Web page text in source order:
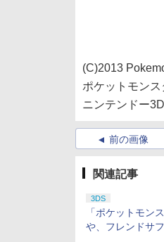
(C)2013
ポケットモン
ニンテンドー
前の画像
関連記事
3DS
「ポケットモン
や、フレンドサ